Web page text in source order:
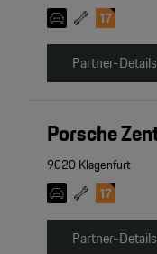
Partner-Details
Porsche
9020 Klagenfurt
Partner-Details